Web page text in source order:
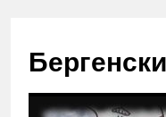
содержимому